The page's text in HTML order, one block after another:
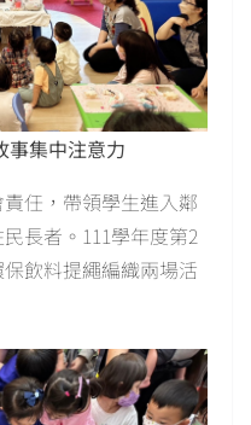
事集中注意力
任，帶領學生進入鄰
長者。111學年度第2
飲料提繩編織兩場活